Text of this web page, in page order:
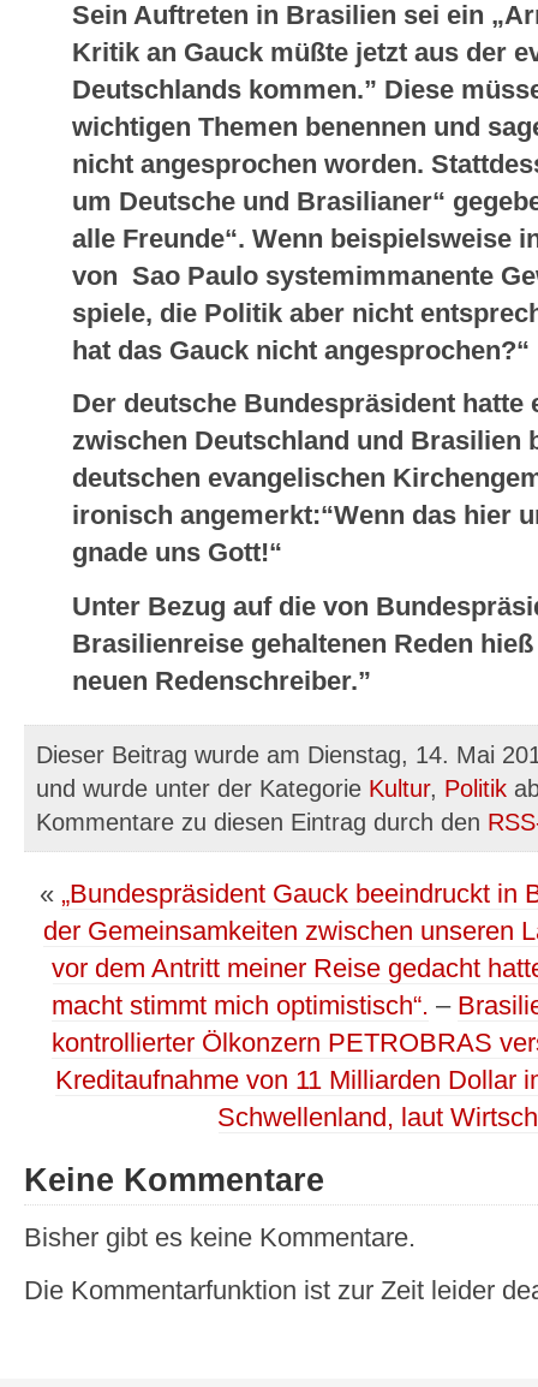
Sein Auftreten in Brasilien sei ein
Kritik an Gauck müßte jetzt aus der
Deutschlands kommen.” Diese
wichtigen Themen benennen und
nicht angesprochen worden.
um Deutsche und Brasilianer“
alle Freunde“. Wenn beispielsweise
von Sao Paulo systemimmanente
spiele, die Politik aber nicht
hat das Gauck nicht angesprochen?“
Der deutsche Bundespräsident hatte
zwischen Deutschland und Brasilien
deutschen evangelischen
ironisch angemerkt:“Wenn das hier
gnade uns Gott!“
Unter Bezug auf die von
Brasilienreise gehaltenen Reden
neuen Redenschreiber.”
Dieser Beitrag wurde am Dienstag, 14. Mai
und wurde unter der Kategorie Kultur, Politik
Kommentare zu diesen Eintrag durch den
« „Bundespräsident Gauck beeindruckt in
der Gemeinsamkeiten zwischen unseren
vor dem Antritt meiner Reise gedacht
macht stimmt mich optimistisch“. –
kontrollierter Ölkonzern PETROBRAS
Kreditaufnahme von 11 Milliarden Dollar
Schwellenland, laut
Keine Kommentare
Bisher gibt es keine Kommentare.
Die Kommentarfunktion ist zur Zeit leider